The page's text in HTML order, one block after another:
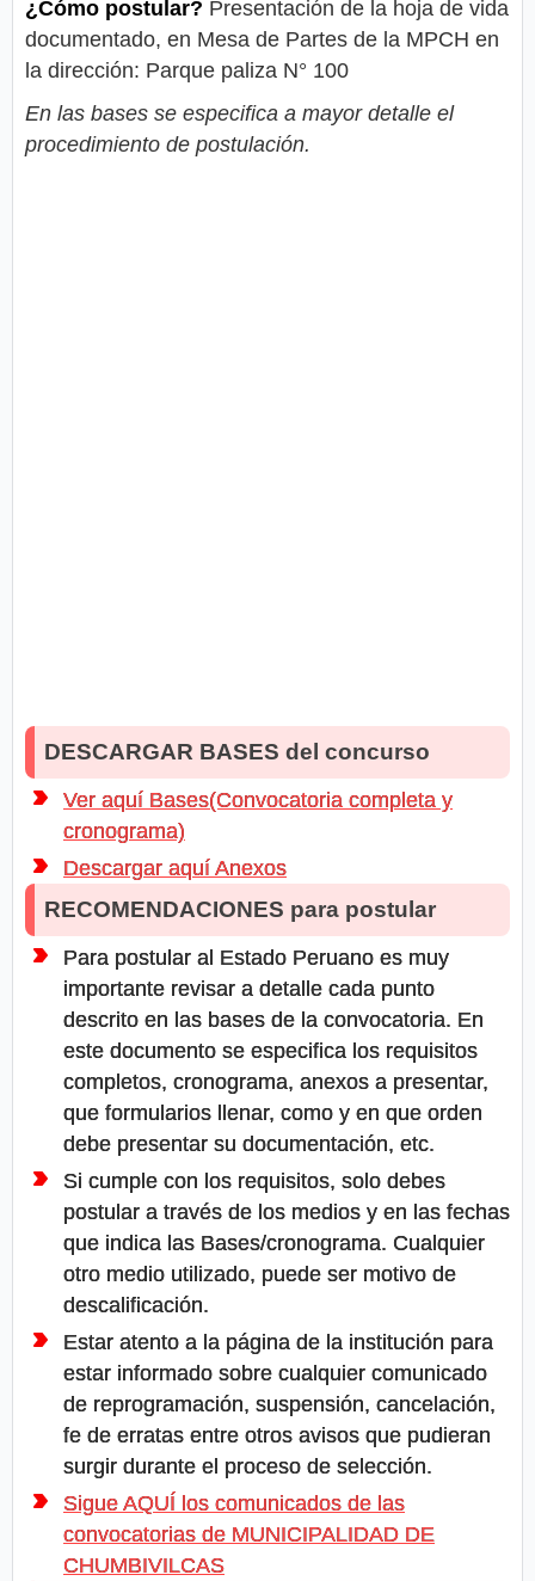
¿Cómo postular? Presentación de la hoja de vida
documentado, en Mesa de Partes de la MPCH en
la dirección: Parque paliza N° 100
En las bases se especifica a mayor detalle el
procedimiento de postulación.
DESCARGAR BASES del concurso
Ver aquí Bases(Convocatoria completa y
cronograma)
Descargar aquí Anexos
RECOMENDACIONES para postular
Para postular al Estado Peruano es muy
importante revisar a detalle cada punto
descrito en las bases de la convocatoria. En
este documento se especifica los requisitos
completos, cronograma, anexos a presentar,
que formularios llenar, como y en que orden
debe presentar su documentación, etc.
Si cumple con los requisitos, solo debes
postular a través de los medios y en las fechas
que indica las Bases/cronograma. Cualquier
otro medio utilizado, puede ser motivo de
descalificación.
Estar atento a la página de la institución para
estar informado sobre cualquier comunicado
de reprogramación, suspensión, cancelación,
fe de erratas entre otros avisos que pudieran
surgir durante el proceso de selección.
Sigue AQUÍ los comunicados de las
convocatorias de MUNICIPALIDAD DE
CHUMBIVILCAS